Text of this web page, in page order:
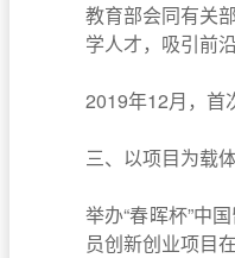
教育部会同有关
学人才，吸引前
2019年12月，首
三、以项目为载
举办“春晖杯”中
员创新创业项目